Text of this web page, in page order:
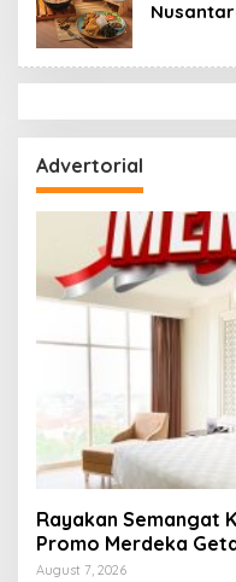
Advertorial
Rayakan Semangat
Promo Merdeka
Lampung
August 7, 2026